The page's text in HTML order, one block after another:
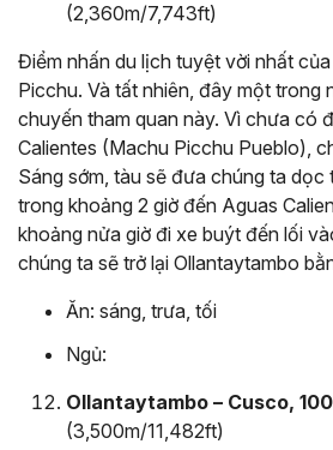
(2,360m/7,743ft)
Điểm nhấn du lịch tuyệt vời nhất
Picchu. Và tất nhiên, đây một trong
chuyến tham quan này. Vì chưa có
Calientes (Machu Picchu Pueblo),
Sáng sớm, tàu sẽ đưa chúng ta dọc
trong khoảng 2 giờ đến Aguas
khoảng nửa giờ đi xe buýt đến lối
chúng ta sẽ trở lại Ollantaytambo
Ăn: sáng, trưa, tối
Ngủ:
Ollantaytambo – Cusco,
(3,500m/11,482ft)